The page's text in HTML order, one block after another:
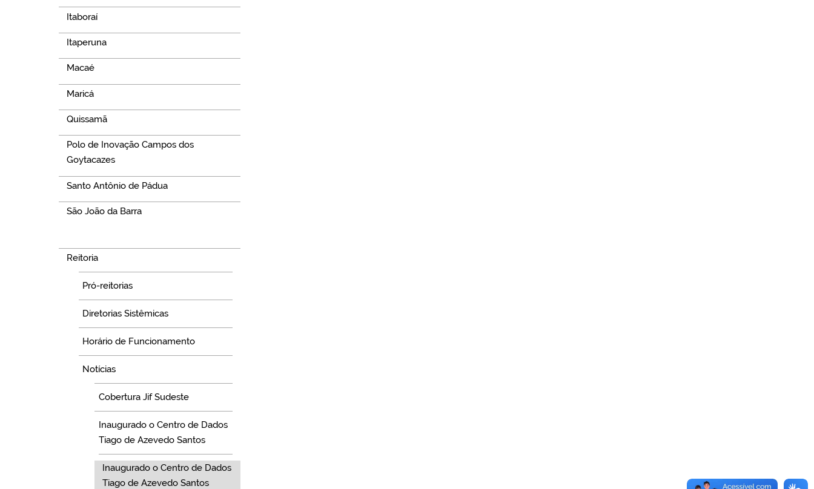
Itaboraí
Itaperuna
Macaé
Maricá
Quissamã
Polo de Inovação Campos dos
Goytacazes
Santo Antônio de Pádua
São João da Barra
Reitoria
Pró-reitorias
Diretorias Sistêmicas
Horário de Funcionamento
Notícias
Cobertura Jif Sudeste
Inaugurado o Centro de Dados
Tiago de Azevedo Santos
Inaugurado o Centro de Dados
Tiago de Azevedo Santos